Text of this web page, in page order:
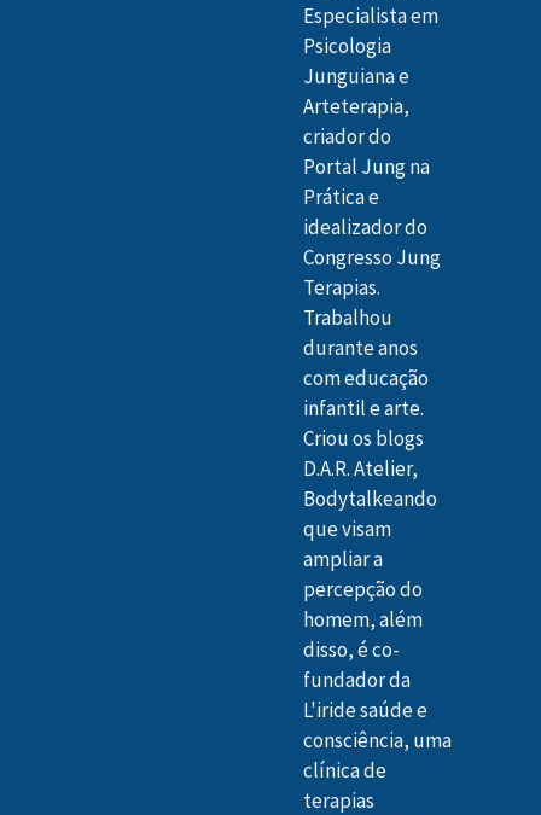
Especialista em
Psicologia
Junguiana e
Arteterapia,
criador do
Portal Jung na
Prática e
idealizador do
Congresso Jung
Terapias.
Trabalhou
durante anos
com educação
infantil e arte.
Criou os blogs
D.A.R. Atelier,
Bodytalkeando
que visam
ampliar a
percepção do
homem, além
disso, é co-
fundador da
L'iride saúde e
consciência, uma
clínica de
terapias